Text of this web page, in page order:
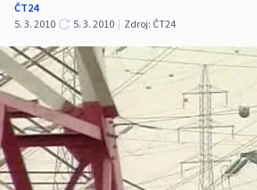
ČT24
5. 3. 2010
5. 3. 2010 | Zdroj: ČT24